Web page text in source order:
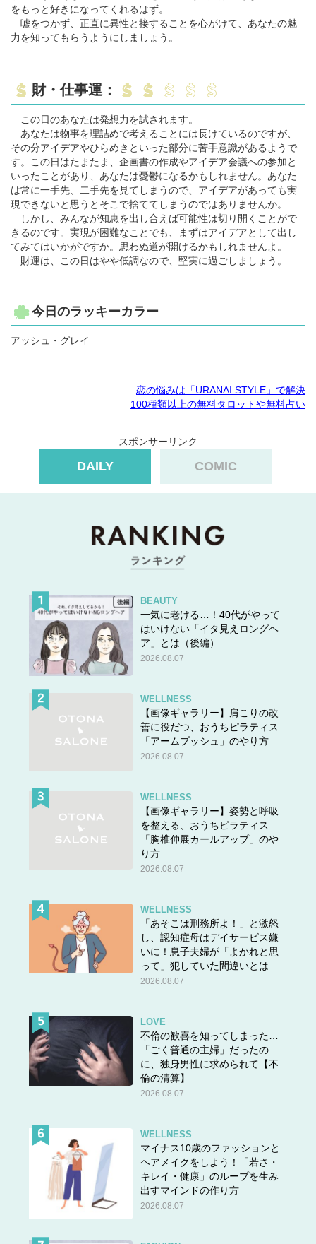
をもっと好きになってくれるはず。
嘘をつかず、正直に異性と接することを心がけて、あなたの魅
力を知ってもらうようにしましょう。
財・仕事運：
この日のあなたは発想力を試されます。
あなたは物事を理詰めで考えることには長けているのですが、
その分アイデアやひらめきといった部分に苦手意識があるようで
す。この日はたまたま、企画書の作成やアイデア会議への参加と
いったことがあり、あなたは憂鬱になるかもしれません。あなた
は常に一手先、二手先を見てしまうので、アイデアがあっても実
現できないと思うとそこで捨ててしまうのではありませんか。
しかし、みんなが知恵を出し合えば可能性は切り開くことがで
きるのです。実現が困難なことでも、まずはアイデアとして出し
てみてはいかがですか。思わぬ道が開けるかもしれませんよ。
財運は、この日はやや低調なので、堅実に過ごしましょう。
今日のラッキーカラー
アッシュ・グレイ
恋の悩みは「URANAI STYLE」で解決
100種類以上の無料タロットや無料占い
スポンサーリンク
DAILY COMIC
BEAUTY
一気に老ける…！40代がやって
はいけない「イタ見えロングヘ
ア」とは（後編）
2026.08.07
WELLNESS
【画像ギャラリー】肩こりの改
善に役だつ、おうちピラティス
「アームプッシュ」のやり方
2026.08.07
WELLNESS
【画像ギャラリー】姿勢と呼吸
を整える、おうちピラティス
「胸椎伸展カールアップ」のや
り方
2026.08.07
WELLNESS
「あそこは刑務所よ！」と激怒
し、認知症母はデイサービス嫌
いに！息子夫婦が「よかれと思
って」犯していた間違いとは
2026.08.07
LOVE
不倫の歓喜を知ってしまった…
「ごく普通の主婦」だったの
に、独身男性に求められて【不
倫の清算】
2026.08.07
WELLNESS
マイナス10歳のファッションと
ヘアメイクをしよう！「若さ・
キレイ・健康」のループを生み
出すマインドの作り方
2026.08.07